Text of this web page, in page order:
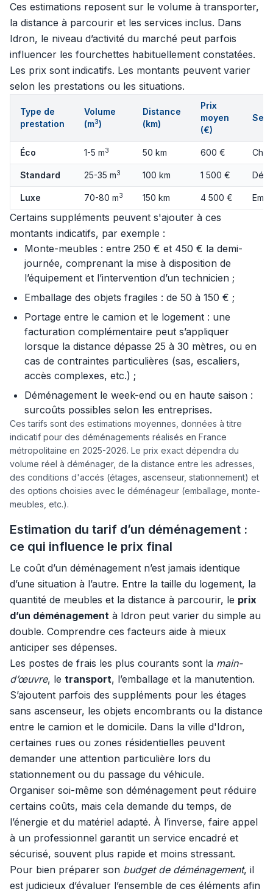
Ces estimations reposent sur le volume à transporter,
la distance à parcourir et les services inclus. Dans
Idron, le niveau d’activité du marché peut parfois
influencer les fourchettes habituellement constatées.
Les prix sont indicatifs. Les montants peuvent varier
selon les prestations ou les situations.
Type de
prestation
Volume
(m3)
Distance
(km)
Prix
moyen
(€)
Éco 1-5 m3 50 km 600 €
Standard 25-35 m3 100 km 1 500 €
Luxe 70-80 m3 150 km 4 500 €
Certains suppléments peuvent s'ajouter à ces
montants indicatifs, par exemple :
Monte-meubles : entre 250 € et 450 € la demi-
journée, comprenant la mise à disposition de
l’équipement et l’intervention d’un technicien ;
Emballage des objets fragiles : de 50 à 150 € ;
Portage entre le camion et le logement : une
facturation complémentaire peut s’appliquer
lorsque la distance dépasse 25 à 30 mètres, ou en
cas de contraintes particulières (sas, escaliers,
accès complexes, etc.) ;
Déménagement le week-end ou en haute saison :
surcoûts possibles selon les entreprises.
Ces tarifs sont des estimations moyennes, données à titre
indicatif pour des déménagements réalisés en France
métropolitaine en 2025-2026. Le prix exact dépendra du
volume réel à déménager, de la distance entre les adresses,
des conditions d'accés (étages, ascenseur, stationnement) et
des options choisies avec le déménageur (emballage, monte-
meubles, etc.).
Estimation du tarif d’un déménagement :
ce qui influence le prix final
Le coût d’un déménagement n’est jamais identique
d’une situation à l’autre. Entre la taille du logement, la
quantité de meubles et la distance à parcourir, le prix
d’un déménagement à Idron peut varier du simple au
double. Comprendre ces facteurs aide à mieux
anticiper ses dépenses.
Les postes de frais les plus courants sont la main-
d’œuvre, le transport, l’emballage et la manutention.
S’ajoutent parfois des suppléments pour les étages
sans ascenseur, les objets encombrants ou la distance
entre le camion et le domicile. Dans la ville d'Idron,
certaines rues ou zones résidentielles peuvent
demander une attention particulière lors du
stationnement ou du passage du véhicule.
Organiser soi-même son déménagement peut réduire
certains coûts, mais cela demande du temps, de
l’énergie et du matériel adapté. À l’inverse, faire appel
à un professionnel garantit un service encadré et
sécurisé, souvent plus rapide et moins stressant.
Pour bien préparer son budget de déménagement, il
est judicieux d’évaluer l’ensemble de ces éléments afin